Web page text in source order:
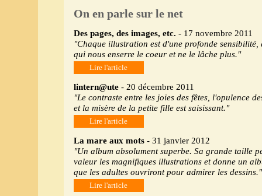
On en parle sur le net
Des pages, des images, etc. - 17 novembre 2011
"Chaque illustration est d'une profonde sensibilité,
qui nous enserre le coeur et ne le lâche plus."
Lire l'article
lintern@ute- 20 décembre 2011
"Le contraste entre les joies des fêtes, l'opulence
et la misère de la petite fille est saisissant."
Lire l'article
La mare aux mots- 31 janvier 2012
"Un album absolument superbe. Sa grande taille
valeur les magnifiques illustrations et donne un
que les adultes ouvriront pour admirer les dessins."
Lire l'article